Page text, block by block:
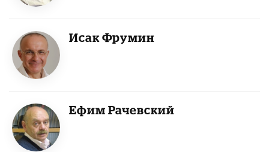
Исак Фрумин
Ефим Рачевский